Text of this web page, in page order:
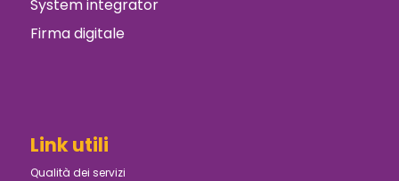
System integrator
Firma digitale
Link utili
Qualità dei servizi